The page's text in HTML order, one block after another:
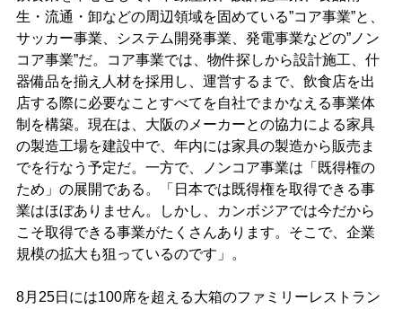
生・流通・卸などの周辺領域を固めている”コア事業”と、
サッカー事業、システム開発事業、発電事業などの”ノン
コア事業”だ。コア事業では、物件探しから設計施工、什
器備品を揃え人材を採用し、運営するまで、飲食店を出
店する際に必要なことすべてを自社でまかなえる事業体
制を構築。現在は、大阪のメーカーとの協力による家具
の製造工場を建設中で、年内には家具の製造から販売ま
でを行なう予定だ。一方で、ノンコア事業は「既得権の
ため」の展開である。「日本では既得権を取得できる事
業はほぼありません。しかし、カンボジアでは今だから
こそ取得できる事業がたくさんあります。そこで、企業
規模の拡大も狙っているのです」。
8月25日には100席を超える大箱のファミリーレストラン